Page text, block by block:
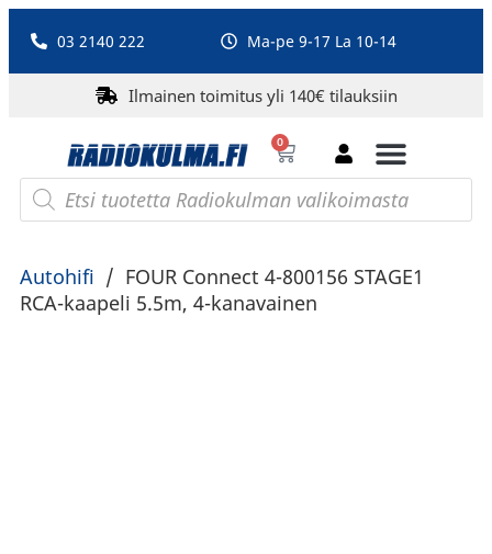
03 2140 222 Ma-pe 9-17 La 10-14
Ilmainen toimitus yli 140€ tilauksiin
0
Autohifi / FOUR Connect 4-800156 STAGE1
RCA-kaapeli 5.5m, 4-kanavainen